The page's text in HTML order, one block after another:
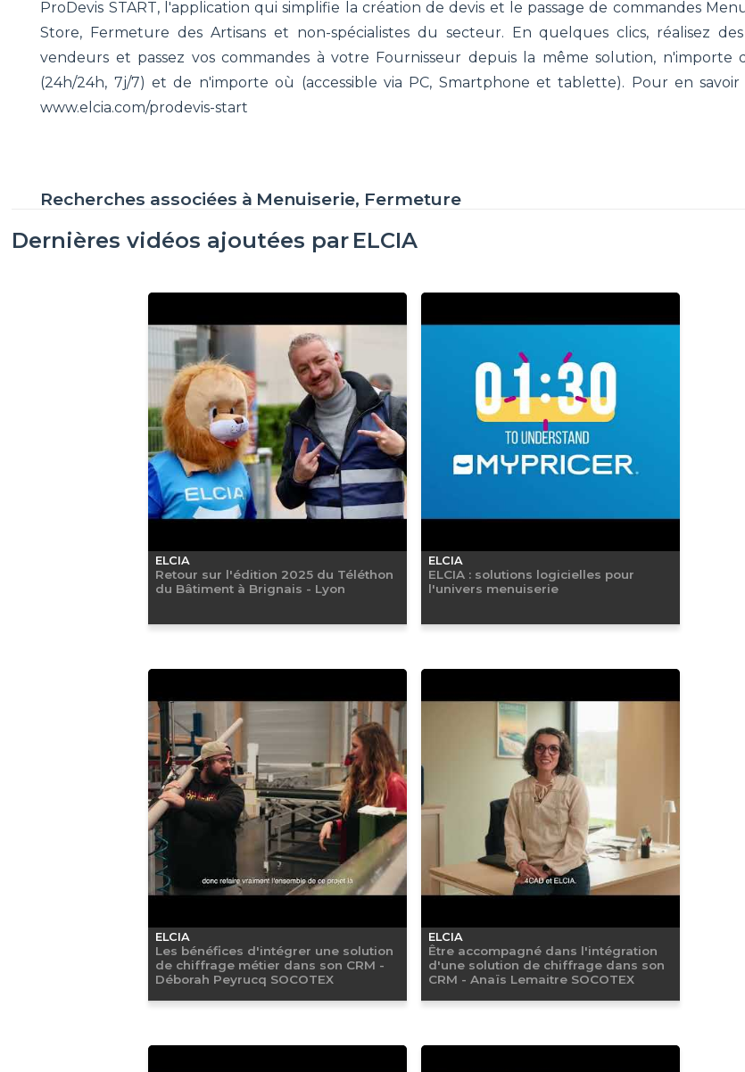
ProDevis START, l'application qui simplifie la création de devis et le passage de commandes
Store, Fermeture des Artisans et non-spécialistes du secteur. En quelques clics, réalisez
vendeurs et passez vos commandes à votre Fournisseur depuis la même solution, n'importe
(24h/24h, 7j/7) et de n'importe où (accessible via PC, Smartphone et tablette). Pour en savoir
www.elcia.com/prodevis-start
Recherches associées à Menuiserie, Fermeture
Dernières vidéos ajoutées par ELCIA
ELCIA
Retour sur l'édition 2025 du Téléthon
du Bâtiment à Brignais - Lyon
ELCIA
ELCIA : solutions logicielles pour
l'univers menuiserie
ELCIA
Les bénéfices d'intégrer une solution
de chiffrage métier dans son CRM -
Déborah Peyrucq SOCOTEX
ELCIA
Être accompagné dans l'intégration
d'une solution de chiffrage dans son
CRM - Anaïs Lemaitre SOCOTEX